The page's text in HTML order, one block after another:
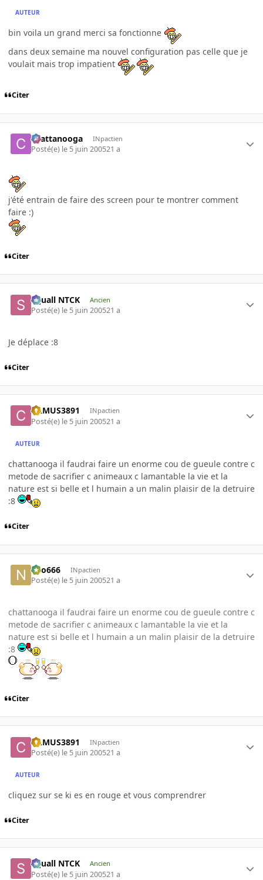
AUTEUR
bin voila un grand merci sa fonctionne
dans deux semaine ma nouvel configuration pas celle que je
voulait mais trop impatient
Citer
chattanooga INpactien
Posté(e) le 5 juin 200521 a
j'été entrain de faire des screen pour te montrer comment
faire :)
Citer
Squall NTCK Ancien
Posté(e) le 5 juin 200521 a
Je déplace :8
Citer
CAMUS3891 INpactien
Posté(e) le 5 juin 200521 a
AUTEUR
chattanooga il faudrai faire un enorme cou de gueule contre c
metode de sacrifier c animeaux c lamantable la vie et la
nature est si belle et l humain a un malin plaisir de la detruire
:8
Citer
neo666 INpactien
Posté(e) le 5 juin 200521 a
chattanooga il faudrai faire un enorme cou de gueule contre c
metode de sacrifier c animeaux c lamantable la vie et la
nature est si belle et l humain a un malin plaisir de la detruire
:8
Citer
CAMUS3891 INpactien
Posté(e) le 5 juin 200521 a
AUTEUR
cliquez sur se ki es en rouge et vous comprendrer
Citer
Squall NTCK Ancien
Posté(e) le 5 juin 200521 a